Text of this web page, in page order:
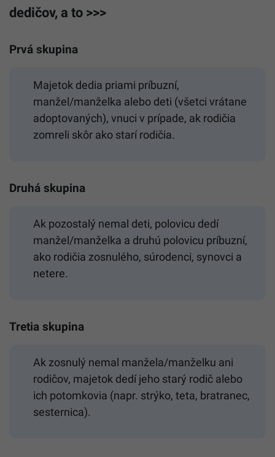
dedičov, a to >>>
Prvá skupina
Majetok dedia priami príbuzní,
manžel/manželka alebo deti (všetci vrátane
adoptovaných), vnuci v prípade, ak rodičia
zomreli skôr ako starí rodičia.
Druhá skupina
Ak pozostalý nemal deti, polovicu dedí
manžel/manželka a druhú polovicu príbuzní,
ako rodičia zosnulého, súrodenci, synovci a
netere.
Tretia skupina
Ak zosnulý nemal manžela/manželku ani
rodičov, majetok dedí jeho starý rodič alebo
ich potomkovia (napr. strýko, teta, bratranec,
sesternica).